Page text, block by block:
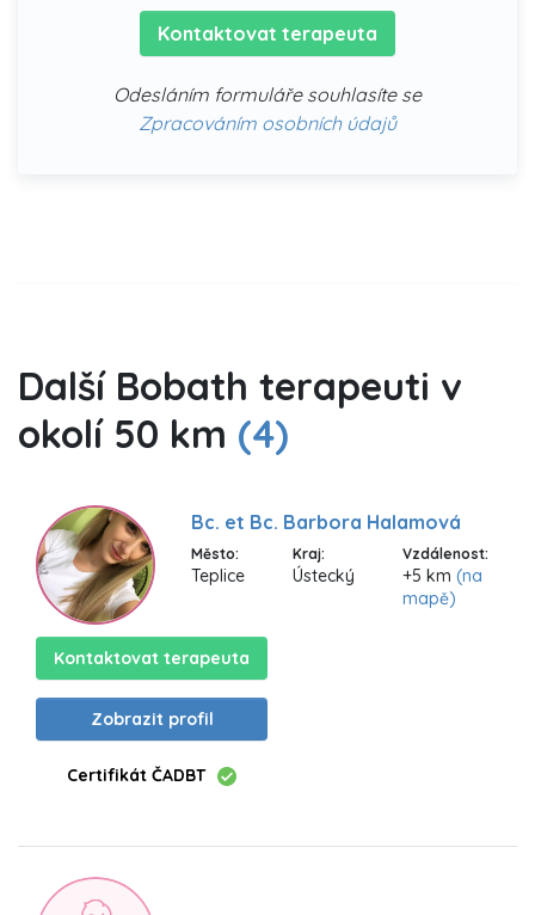
Kontaktovat terapeuta
Odesláním formuláře souhlasíte se
Zpracováním osobních údajů
Další Bobath terapeuti v
okolí 50 km (4)
Bc. et Bc. Barbora Halamová
Město:
Teplice
Kraj:
Ústecký
Vzdálenost:
+5 km (na
mapě)
Kontaktovat terapeuta
Zobrazit profil
Certifikát ČADBT